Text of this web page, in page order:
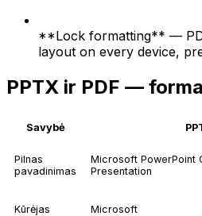
**Lock formatting** —
layout on every device,
PPTX ir PDF —
Savybė
Pilnas
pavadinimas
Microsoft PowerPoint
Presentation
Kūrėjas Microsoft